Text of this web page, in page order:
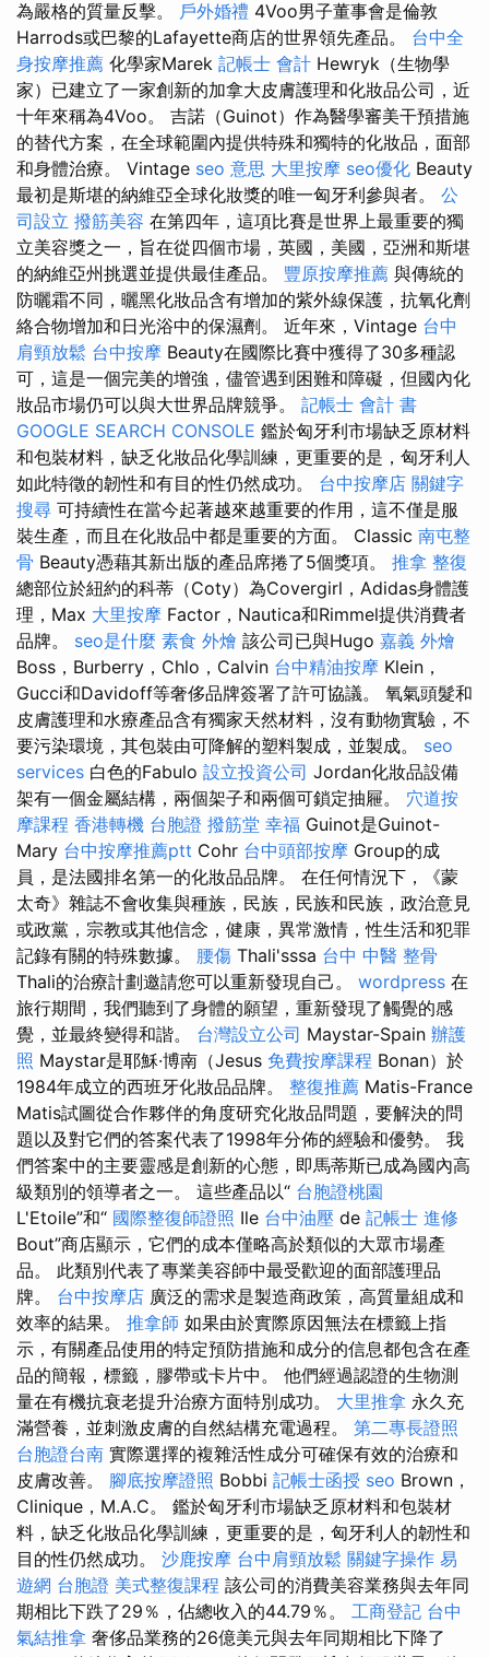
為嚴格的質量反擊。 戶外婚禮 4Voo男子董事會是倫敦
Harrods或巴黎的Lafayette商店的世界領先產品。 台中全
身按摩推薦 化學家Marek 記帳士 會計 Hewryk（生物學
家）已建立了一家創新的加拿大皮膚護理和化妝品公司，近
十年來稱為4Voo。 吉諾（Guinot）作為醫學審美干預措施
的替代方案，在全球範圍內提供特殊和獨特的化妝品，面部
和身體治療。 Vintage seo 意思 大里按摩 seo優化 Beauty
最初是斯堪的納維亞全球化妝獎的唯一匈牙利參與者。 公
司設立 撥筋美容 在第四年，這項比賽是世界上最重要的獨
立美容獎之一，旨在從四個市場，英國，美國，亞洲和斯堪
的納維亞州挑選並提供最佳產品。 豐原按摩推薦 與傳統的
防曬霜不同，曬黑化妝品含有增加的紫外線保護，抗氧化劑
絡合物增加和日光浴中的保濕劑。 近年來，Vintage 台中
肩頸放鬆 台中按摩 Beauty在國際比賽中獲得了30多種認
可，這是一個完美的增強，儘管遇到困難和障礙，但國內化
妝品市場仍可以與大世界品牌競爭。 記帳士 會計 書
GOOGLE SEARCH CONSOLE 鑑於匈牙利市場缺乏原材料
和包裝材料，缺乏化妝品化學訓練，更重要的是，匈牙利人
如此特徵的韌性和有目的性仍然成功。 台中按摩店 關鍵字
搜尋 可持續性在當今起著越來越重要的作用，這不僅是服
裝生產，而且在化妝品中都是重要的方面。 Classic 南屯整
骨 Beauty憑藉其新出版的產品席捲了5個獎項。 推拿 整復
總部位於紐約的科蒂（Coty）為Covergirl，Adidas身體護
理，Max 大里按摩 Factor，Nautica和Rimmel提供消費者
品牌。 seo是什麼 素食 外燴 該公司已與Hugo 嘉義 外燴
Boss，Burberry，Chlo，Calvin 台中精油按摩 Klein，
Gucci和Davidoff等奢侈品牌簽署了許可協議。 氧氣頭髮和
皮膚護理和水療產品含有獨家天然材料，沒有動物實驗，不
要污染環境，其包裝由可降解的塑料製成，並製成。 seo
services 白色的Fabulo 設立投資公司 Jordan化妝品設備
架有一個金屬結構，兩個架子和兩個可鎖定抽屜。 穴道按
摩課程 香港轉機 台胞證 撥筋堂 幸福 Guinot是Guinot-
Mary 台中按摩推薦ptt Cohr 台中頭部按摩 Group的成
員，是法國排名第一的化妝品品牌。 在任何情況下，《蒙
太奇》雜誌不會收集與種族，民族，民族和民族，政治意見
或政黨，宗教或其他信念，健康，異常激情，性生活和犯罪
記錄有關的特殊數據。 腰傷 Thali'sssa 台中 中醫 整骨
Thali的治療計劃邀請您可以重新發現自己。 wordpress 在
旅行期間，我們聽到了身體的願望，重新發現了觸覺的感
覺，並最終變得和諧。 台灣設立公司 Maystar-Spain 辦護
照 Maystar是耶穌·博南（Jesus 免費按摩課程 Bonan）於
1984年成立的西班牙化妝品品牌。 整復推薦 Matis-France
Matis試圖從合作夥伴的角度研究化妝品問題，要解決的問
題以及對它們的答案代表了1998年分佈的經驗和優勢。 我
們答案中的主要靈感是創新的心態，即馬蒂斯已成為國內高
級類別的領導者之一。 這些產品以“ 台胞證桃園
L'Etoile”和“ 國際整復師證照 Ile 台中油壓 de 記帳士 進修
Bout”商店顯示，它們的成本僅略高於類似的大眾市場產
品。 此類別代表了專業美容師中最受歡迎的面部護理品
牌。 台中按摩店 廣泛的需求是製造商政策，高質量組成和
效率的結果。 推拿師 如果由於實際原因無法在標籤上指
示，有關產品使用的特定預防措施和成分的信息都包含在產
品的簡報，標籤，膠帶或卡片中。 他們經過認證的生物測
量在有機抗衰老提升治療方面特別成功。 大里推拿 永久充
滿營養，並刺激皮膚的自然結構充電過程。 第二專長證照
台胞證台南 實際選擇的複雜活性成分可確保有效的治療和
皮膚改善。 腳底按摩證照 Bobbi 記帳士函授 seo Brown，
Clinique，M.A.C。 鑑於匈牙利市場缺乏原材料和包裝材
料，缺乏化妝品化學訓練，更重要的是，匈牙利人的韌性和
目的性仍然成功。 沙鹿按摩 台中肩頸放鬆 關鍵字操作 易
遊網 台胞證 美式整復課程 該公司的消費美容業務與去年同
期相比下跌了29％，佔總收入的44.79％。 工商登記 台中
氣結推拿 奢侈品業務的26億美元與去年同期相比下降了